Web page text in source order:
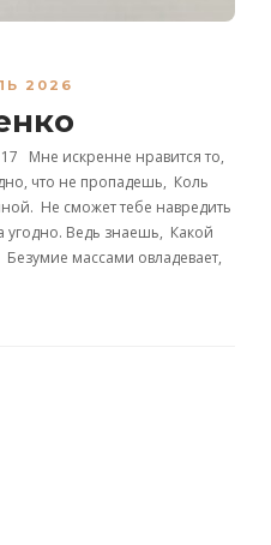
2026
Мне искренне нравится то,
что не пропадешь, Коль
Не сможет тебе навредить
угодно. Ведь знаешь, Какой
массами овладевает,